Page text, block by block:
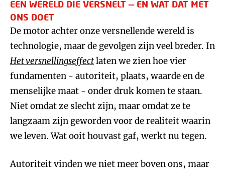
EEN WERELD DIE VERSNELT — EN WAT DAT MET
ONS DOET
De motor achter onze versnellende wereld is
technologie, maar de gevolgen zijn veel breder. In
Het versnellingseffectlaten we zien hoe vier
fundamenten - autoriteit, plaats, waarde en de
menselijke maat - onder druk komen te staan.
Niet omdat ze slecht zijn, maar omdat ze te
langzaam zijn geworden voor de realiteit waarin
we leven. Wat ooit houvast gaf, werkt nu tegen.
Autoriteit vinden we niet meer boven ons, maar